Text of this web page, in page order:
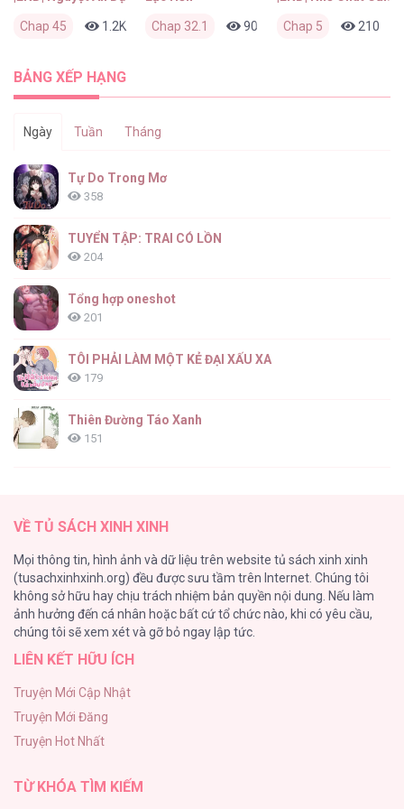
Chap 45 1.2K 0 2 tháng trước
Chap 32.1 909 0 2 tháng trước
Chap 5 210
BẢNG XẾP HẠNG
Ngày Tuần Tháng
Tự Do Trong Mơ
358
TUYỂN TẬP: TRAI CÓ LỒN
204
Tổng hợp oneshot
201
TÔI PHẢI LÀM MỘT KẺ ĐẠI XẤU XA
179
Thiên Đường Táo Xanh
151
140
Phạm Luật
123
Làm vị cứu tinh thật dễ dàng
|END| Định Tên Mối Quan Hệ
109
VỀ TỦ SÁCH XINH XINH
Mọi thông tin, hình ảnh và dữ liệu trên website tủ sách xinh xinh
(tusachxinhxinh.org) đều được sưu tầm trên Internet. Chúng tôi
không sở hữu hay chịu trách nhiệm bản quyền nội dung. Nếu làm
ảnh hưởng đến cá nhân hoặc bất cứ tổ chức nào, khi có yêu cầu,
chúng tôi sẽ xem xét và gỡ bỏ ngay lập tức.
LIÊN KẾT HỮU ÍCH
Truyện Mới Cập Nhật
Truyện Mới Đăng
Truyện Hot Nhất
TỪ KHÓA TÌM KIẾM